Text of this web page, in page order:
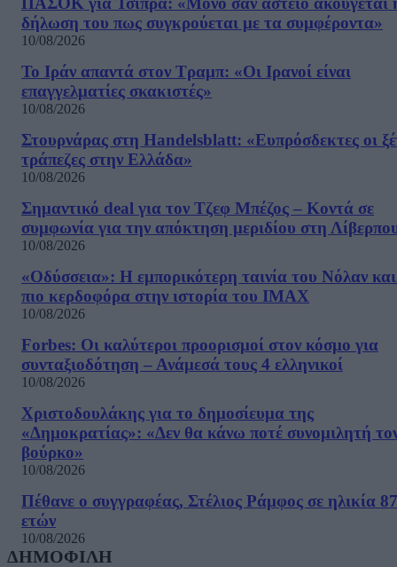
δήλωση του πως συγκρούεται με τα συμφέροντα»
10/08/2026
Το Ιράν απαντά στον Τραμπ: «Οι Ιρανοί είναι
επαγγελματίες σκακιστές»
10/08/2026
Στουρνάρας στη Handelsblatt: «Ευπρόσδεκτες οι
τράπεζες στην Ελλάδα»
10/08/2026
Σημαντικό deal για τον Τζεφ Μπέζος – Κοντά σε
συμφωνία για την απόκτηση μεριδίου στη
10/08/2026
«Οδύσσεια»: Η εμπορικότερη ταινία του Νόλαν
πιο κερδοφόρα στην ιστορία του IMAX
10/08/2026
Forbes: Οι καλύτεροι προορισμοί στον κόσμο για
συνταξιοδότηση – Ανάμεσά τους 4 ελληνικοί
10/08/2026
Χριστοδουλάκης για το δημοσίευμα της
«Δημοκρατίας»: «Δεν θα κάνω ποτέ συνομιλητή
βούρκο»
10/08/2026
Πέθανε ο συγγραφέας, Στέλιος Ράμφος σε ηλικία 87
ετών
10/08/2026
ΔΗΜΟΦΙΛΗ